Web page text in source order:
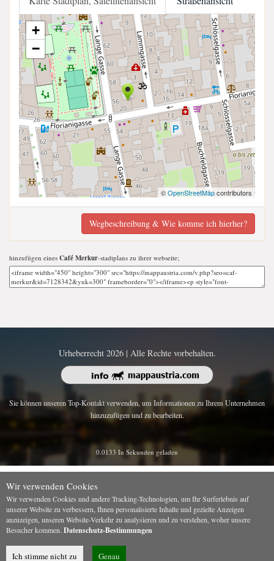
+
−
©OpenStreetMapcontributors
Wegbeschreibung & Wie komme ich hierher?
hinzufügen eines Café Merkur-stadtplans zu ihrer webseite;
Urheberrecht 2026 | Alle Rechte vorbehalten.
Sie können unseren Top-Kontakt verwenden, um Informationen zu Ihrem Unternehmen
hinzuzufügen und zu bearbeiten.
0.0133 In Sekunden geladen
Wir verwenden Cookies
Wir verwenden Cookies und andere Tracking-Technologien, um Ihr Surferlebnis auf
unserer Website zu verbessern, Ihnen personalisierte Inhalte und gezielte Anzeigen
anzuzeigen, unseren Website-Verkehr zu analysieren und zu verstehen, woher unsere
Besucher kommen. Datenschutz-Bestimmungen
Ich stimme nicht zu Genau